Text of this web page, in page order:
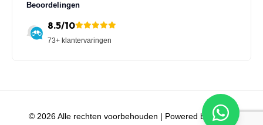
Beoordelingen
8.5/10
73+ klantervaringen
© 2026 Alle rechten voorbehouden | Powered by iClicks